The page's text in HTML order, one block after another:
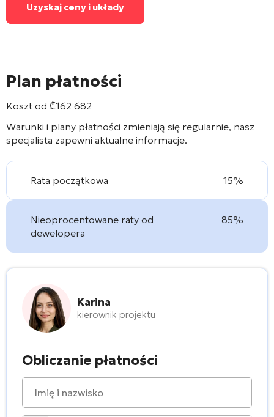
Uzyskaj ceny i układy
Plan płatności
Koszt od ₾162 682
Warunki i plany płatności zmieniają się regularnie, nasz
specjalista zapewni aktualne informacje.
Rata początkowa 15%
Nieoprocentowane raty od
dewelopera
85%
Karina
kierownik projektu
Obliczanie płatności